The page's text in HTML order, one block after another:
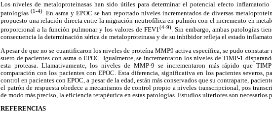
Los niveles de metaloproteinasas han sido útiles para determinar el potencial efecto
patologías (1-4). En asma y EPOC se han reportado niveles incrementados de diversas
propuesto una relación directa entre la migración neutrofílica en pulmón con el incremento en
proporcional a la función pulmonar y los valores de FEV1(4-9). Sin embargo, ambas patologías
consecuencia la determinación sérica de metaloproteinasa y de su inhibidor refleja el estado
A pesar de que no se cuantificaron los niveles de proteína MMP9 activa específica, se pudo
suero de pacientes con asma o EPOC. Igualmente, se incrementaron los niveles de TIMP-1
esta proteasa. Llamativamente, los niveles de MMP-9 se incrementaron más rápido que
comparación con los pacientes con EPOC. Esta diferencia, significativa en los pacientes severos,
control en pacientes con EPOC, a pesar de la edad, están más conservados que su contraparte,
el patrón de respuesta obedece a mecanismos de control propio a niveles transcripcional, pos
de modo más preciso, la eficiencia terapéutica en estas patologías. Estudios ulteriores son necesarios
REFERENCIAS